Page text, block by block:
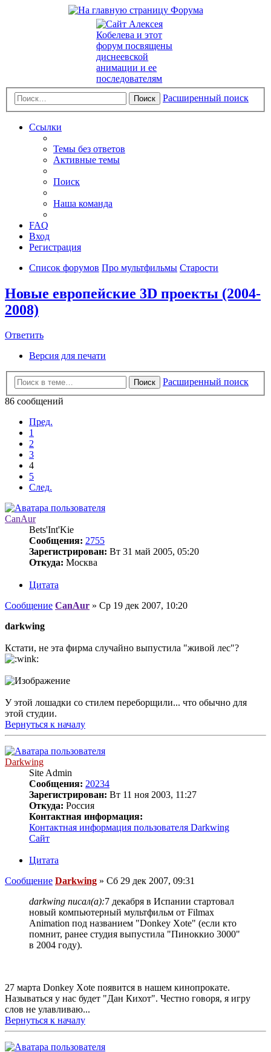
Поиск Расширенный поиск
Ссылки
Темы без ответов
Активные темы
Поиск
Наша команда
FAQ
Вход
Регистрация
Список форумов Про мультфильмы Старости
Новые европейские 3D проекты (2004-
2008)
Ответить
Версия для печати
Поиск
Расширенный поиск
86 сообщений
Пред.
1
2
3
4
5
След.
CanAur
Bets'Int'Kie
Сообщения: 2755
Зарегистрирован: Вт 31 май 2005, 05:20
Откуда: Москва
Цитата
Сообщение CanAur » Ср 19 дек 2007, 10:20
darkwing
Кстати, не эта фирма случайно выпустила "живой лес"?
У этой лошадки со стилем переборщили... что обычно для
этой студии.
Вернуться к началу
Darkwing
Site Admin
Сообщения: 20234
Зарегистрирован: Вт 11 ноя 2003, 11:27
Откуда: Россия
Контактная информация:
Контактная информация пользователя Darkwing
Сайт
Цитата
Сообщение Darkwing » Сб 29 дек 2007, 09:31
darkwing писал(а):7 декабря в Испании стартовал
новый компьютерный мультфильм от Filmax
Animation под названием "Donkey Xote" (если кто
помнит, ранее студия выпустила "Пиноккио 3000"
в 2004 году).
27 марта Donkey Xote появится в нашем кинопрокате.
Называться у нас будет "Дан Кихот". Честно говоря, я игру
слов не улавливаю...
Вернуться к началу